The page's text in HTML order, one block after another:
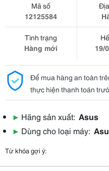
Mã số
12125584
Tình trạng
Hàng mới
19/
Để mua hàng an toàn
thực hiện thanh toán
▶ Hãng sản xuất: Asus
▶ Dùng cho loại máy:
Từ khóa gợi ý: